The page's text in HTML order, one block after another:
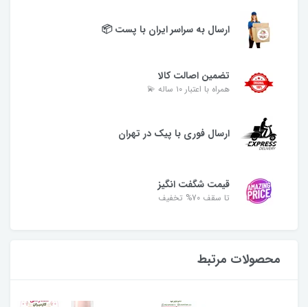
ارسال به سراسر ایران با پست 📦
تضمین اصالت کالا
همراه با اعتبار ۱۰ ساله 💫
ارسال فوری با پیک در تهران
قیمت شگفت انگیز
تا سقف 70% تخفیف
محصولات مرتبط